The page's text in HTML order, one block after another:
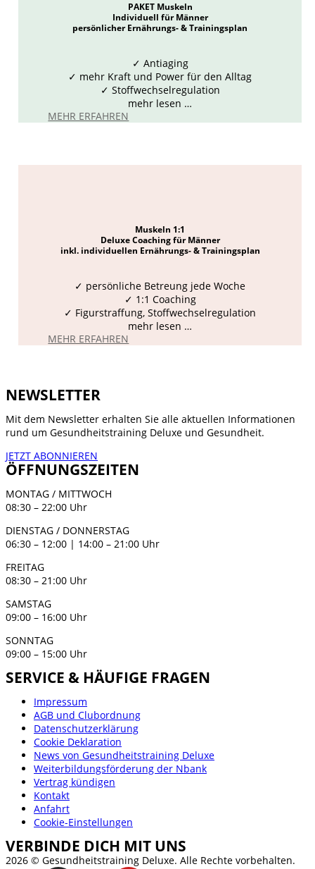
PAKET Muskeln
Individuell für Männer
persönlicher Ernährungs- & Trainingsplan
✓ Antiaging
✓ mehr Kraft und Power für den Alltag
✓ Stoffwechselregulation
mehr lesen …
MEHR ERFAHREN
Muskeln 1:1
Deluxe Coaching für Männer
inkl. individuellen Ernährungs- & Trainingsplan
✓ persönliche Betreung jede Woche
✓ 1:1 Coaching
✓ Figurstraffung, Stoffwechselregulation
mehr lesen …
MEHR ERFAHREN
NEWSLETTER
Mit dem Newsletter erhalten Sie alle aktuellen Informationen
rund um Gesundheitstraining Deluxe und Gesundheit.
JETZT ABONNIEREN
ÖFFNUNGSZEITEN
MONTAG / MITTWOCH
08:30 – 22:00 Uhr
DIENSTAG / DONNERSTAG
06:30 – 12:00 | 14:00 – 21:00 Uhr
FREITAG
08:30 – 21:00 Uhr
SAMSTAG
09:00 – 16:00 Uhr
SONNTAG
09:00 – 15:00 Uhr
SERVICE & HÄUFIGE FRAGEN
Impressum
AGB und Clubordnung
Datenschutzerklärung
Cookie Deklaration
News von Gesundheitstraining Deluxe
Weiterbildungsförderung der Nbank
Vertrag kündigen
Kontakt
Anfahrt
Cookie-Einstellungen
VERBINDE DICH MIT UNS
2026 © Gesundheitstraining Deluxe. Alle Rechte vorbehalten.